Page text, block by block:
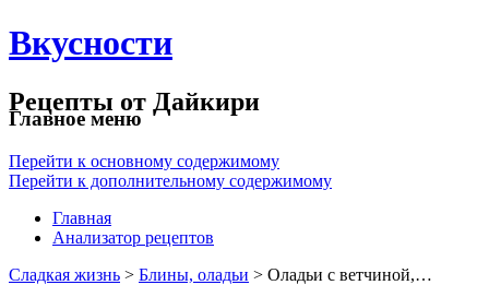
Вкусности
Рецепты от Дайкири
Главное меню
Перейти к основному содержимому
Перейти к дополнительному содержимому
Главная
Анализатор рецептов
Сладкая жизнь > Блины, оладьи > Оладьи с ветчиной,…